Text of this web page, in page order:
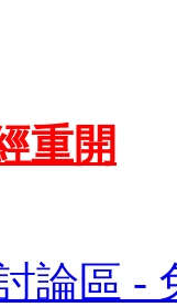
重開
論區 -